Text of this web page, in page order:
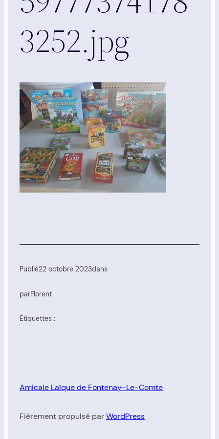
3252.jpg
Publié22 octobre 2023dans
parFlorent
Étiquettes :
Amicale Laïque de Fontenay-Le-Comte
Fièrement propulsé parWordPress